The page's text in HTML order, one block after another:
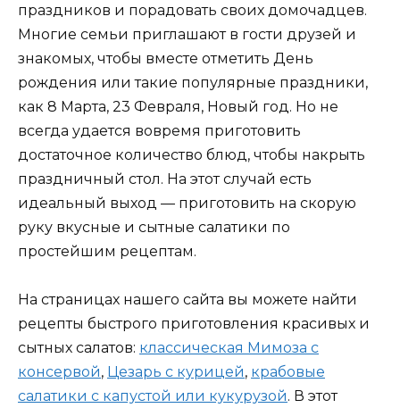
праздников и порадовать своих домочадцев.
Многие семьи приглашают в гости друзей и
знакомых, чтобы вместе отметить День
рождения или такие популярные праздники,
как 8 Марта, 23 Февраля, Новый год. Но не
всегда удается вовремя приготовить
достаточное количество блюд, чтобы накрыть
праздничный стол. На этот случай есть
идеальный выход — приготовить на скорую
руку вкусные и сытные салатики по
простейшим рецептам.
На страницах нашего сайта вы можете найти
рецепты быстрого приготовления красивых и
сытных салатов: классическая Мимоза с
консервой, Цезарь с курицей, крабовые
салатики с капустой или кукурузой. В этот